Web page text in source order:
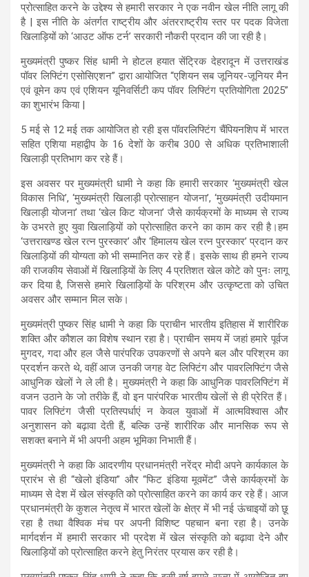
प्रोत्साहित करने के उद्देश्य से हमारी सरकार ने एक नवीन खेल नीति लागू की
है | इस नीति के अंतर्गत राष्ट्रीय और अंतरराष्ट्रीय स्तर पर पदक विजेता
खिलाड़ियों को ‘आउट ऑफ टर्न’ सरकारी नौकरी प्रदान की जा रही है।
मुख्यमंत्री पुष्कर सिंह धामी ने होटल हयात सेंट्रिक देहरादून में उत्तराखंड
पॉवर लिफ्टिंग एसोसिएशन” द्वारा आयोजित “एशियन सब जूनियर-जूनियर मैन
एवं वूमेन कप एवं एशियन यूनिवर्सिटी कप पॉवर लिफ्टिंग प्रतियोगिता 2025”
का शुभारंभ किया |
5 मई से 12 मई तक आयोजित हो रही इस पॉवरलिफ्टिंग चैंपियनशिप में भारत
सहित एशिया महाद्वीप के 16 देशों के करीब 300 से अधिक प्रतिभाशाली
खिलाड़ी प्रतिभाग कर रहे हैं।
इस अवसर पर मुख्यमंत्री धामी ने कहा कि हमारी सरकार ‘मुख्यमंत्री खेल
विकास निधि’, ‘मुख्यमंत्री खिलाड़ी प्रोत्साहन योजना’, ‘मुख्यमंत्री उदीयमान
खिलाड़ी योजना’ तथा ‘खेल किट योजना’ जैसे कार्यक्रमों के माध्यम से राज्य
के उभरते हुए युवा खिलाड़ियों को प्रोत्साहित करने का काम कर रही है।हम
‘उत्तराखण्ड खेल रत्न पुरस्कार’ और ‘हिमालय खेल रत्न पुरस्कार’ प्रदान कर
खिलाड़ियों की योग्यता को भी सम्मानित कर रहे हैं। इसके साथ ही हमने राज्य
की राजकीय सेवाओं में खिलाड़ियों के लिए 4 प्रतिशत खेल कोटे को पुनः लागू
कर दिया है, जिससे हमारे खिलाड़ियों के परिश्रम और उत्कृष्टता को उचित
अवसर और सम्मान मिल सके।
मुख्यमंत्री पुष्कर सिंह धामी ने कहा कि प्राचीन भारतीय इतिहास में शारीरिक
शक्ति और कौशल का विशेष स्थान रहा है। प्राचीन समय में जहां हमारे पूर्वज
मुगदर, गदा और हल जैसे पारंपरिक उपकरणों से अपने बल और परिश्रम का
प्रदर्शन करते थे, वहीं आज उनकी जगह वेट लिफ्टिंग और पावरलिफ्टिंग जैसे
आधुनिक खेलों ने ले ली है। मुख्यमंत्री ने कहा कि आधुनिक पावरलिफ्टिंग में
वजन उठाने के जो तरीके हैं, वो इन पारंपरिक भारतीय खेलों से ही प्रेरित हैं।
पावर लिफ्टिंग जैसी प्रतिस्पर्धाएं न केवल युवाओं में आत्मविश्वास और
अनुशासन को बढ़ावा देती हैं, बल्कि उन्हें शारीरिक और मानसिक रूप से
सशक्त बनाने में भी अपनी अहम भूमिका निभाती हैं।
मुख्यमंत्री ने कहा कि आदरणीय प्रधानमंत्री नरेंद्र मोदी अपने कार्यकाल के
प्रारंभ से ही “खेलो इंडिया” और “फिट इंडिया मूवमेंट” जैसे कार्यक्रमों के
माध्यम से देश में खेल संस्कृति को प्रोत्साहित करने का कार्य कर रहे हैं। आज
प्रधानमंत्री के कुशल नेतृत्व में भारत खेलों के क्षेत्र में भी नई ऊंचाइयों को छू
रहा है तथा वैश्विक मंच पर अपनी विशिष्ट पहचान बना रहा है। उनके
मार्गदर्शन में हमारी सरकार भी प्रदेश में खेल संस्कृति को बढ़ावा देने और
खिलाड़ियों को प्रोत्साहित करने हेतु निरंतर प्रयास कर रही है।